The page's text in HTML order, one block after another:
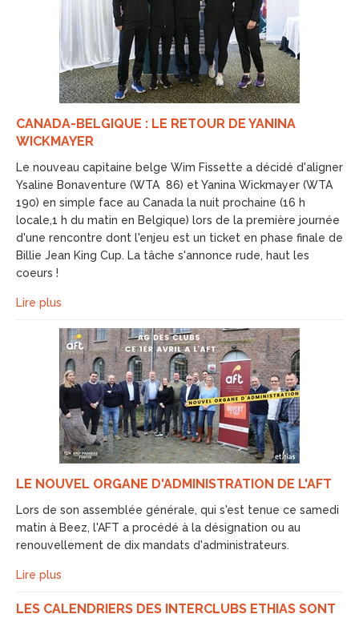
CANADA-BELGIQUE : LE RETOUR DE YANINA
WICKMAYER
Le nouveau capitaine belge Wim Fissette a décidé d'aligner
Ysaline Bonaventure (WTA 86) et Yanina Wickmayer (WTA
190) en simple face au Canada la nuit prochaine (16 h
locale,1 h du matin en Belgique) lors de la première journée
d'une rencontre dont l'enjeu est un ticket en phase finale de
Billie Jean King Cup. La tâche s'annonce rude, haut les
coeurs !
Lire plus
LE NOUVEL ORGANE D'ADMINISTRATION DE L'AFT
Lors de son assemblée générale, qui s'est tenue ce samedi
matin à Beez, l'AFT a procédé à la désignation ou au
renouvellement de dix mandats d'administrateurs.
Lire plus
LES CALENDRIERS DES INTERCLUBS ETHIAS SONT